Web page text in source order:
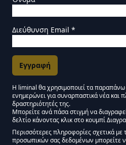
Διεύθυνση Email *
Εγκρίσεις Μάρκετινγκ
Η liminal θα χρησιμοποιεί τα
ενημερώνει για συναρπαστικά νέα και
δραστηριότητές της.
Μείνετε συντονισμένοι -
Μπορείτε ανά πάσα στιγμή να
δελτίο κάνοντας κλικ στο κουμπί
Περισσότερες πληροφορίες σχετικά
προσωπικών σας δεδομένων μπορείτε